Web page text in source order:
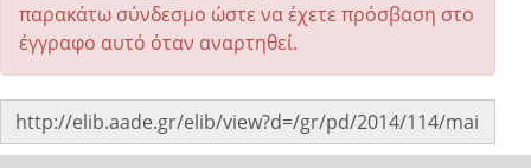
παρακάτω σύνδεσμο ώστε να έχετε πρόσβαση στο
έγγραφο αυτό όταν αναρτηθεί.